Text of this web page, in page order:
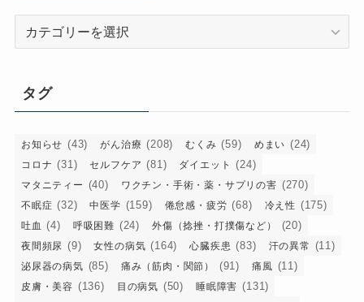
ー
タグ
お知らせ (43) がん治療 (208) むくみ (59) めまい (24)
コロナ (31) セルフケア (81) ダイエット (24)
マタニティー (40) ワクチン・手術・薬・サプリの害 (270)
不眠症 (32) 中医学 (159) 倦怠感・疲労 (68) 冷え性 (175)
吐血 (4) 呼吸困難 (24) 外傷（捻挫・打撲傷など） (20)
夜間頻尿 (9) 女性の病気 (164) 心臓疾患 (83) 汗の異常 (11)
泌尿器の病気 (85) 痛み（筋肉・関節） (91) 痛風 (11)
皮膚・美容 (136) 目の病気 (50) 睡眠障害 (131)